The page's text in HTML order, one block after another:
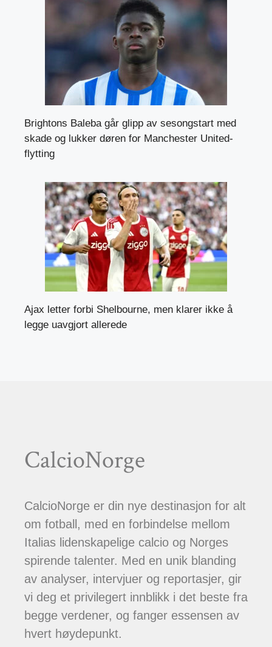
Brightons Baleba går glipp av sesongstart med
skade og lukker døren for Manchester United-
flytting
Ajax letter forbi Shelbourne, men klarer ikke å
legge uavgjort allerede
CalcioNorge
CalcioNorge er din nye destinasjon for alt
om fotball, med en forbindelse mellom
Italias lidenskapelige calcio og Norges
spirende talenter. Med en unik blanding
av analyser, intervjuer og reportasjer, gir
vi deg et privilegert innblikk i det beste fra
begge verdener, og fanger essensen av
hvert høydepunkt.